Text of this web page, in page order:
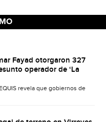
Fayad otorgaron 327
operador de ‘La
revela que gobiernos de